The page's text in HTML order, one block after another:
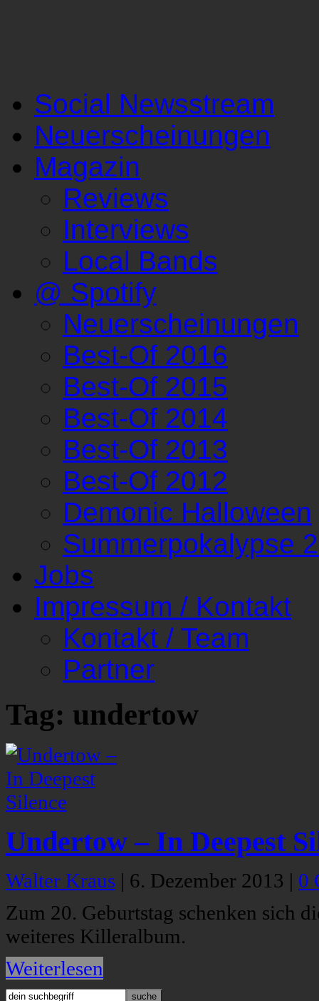
Social Newsstream
Neuerscheinungen
Magazin
Reviews
Interviews
Local Bands
@ Spotify
Neuerscheinungen
Best-Of 2016
Best-Of 2015
Best-Of 2014
Best-Of 2013
Best-Of 2012
Demonic Halloween
Summerpokalypse
Jobs
Impressum / Kontakt
Kontakt / Team
Partner
Tag: undertow
Undertow – In Deepest
Walter Kraus | 6. Dezember 2013 | 0
Zum 20. Geburtstag schenken sich
weiteres Killeralbum.
Weiterlesen